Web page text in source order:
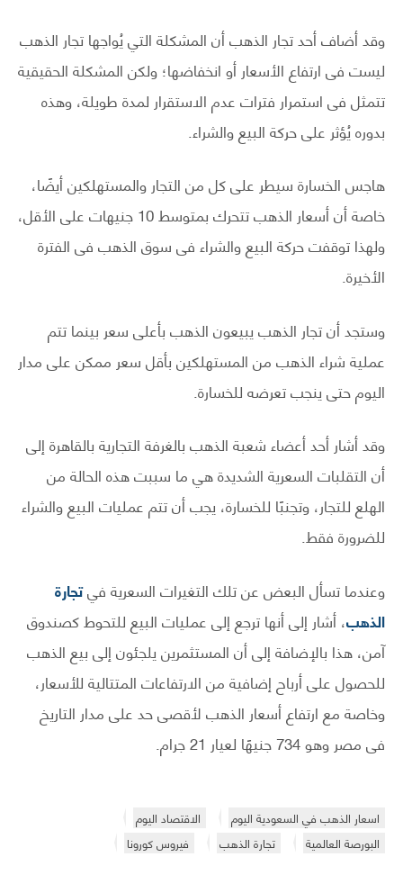
وقد أضاف أحد تجار الذهب أن المشكلة التي يُواجها تجار الذهب
ليست فى ارتفاع الأسعار أو انخفاضها؛ ولكن المشكلة الحقيقية
تتمثل فى استمرار فترات عدم الاستقرار لمدة طويلة، وهذه
بدوره يُؤثر على حركة البيع والشراء.
هاجس الخسارة سيطر على كل من التجار والمستهلكين أيضًا،
خاصة أن أسعار الذهب تتحرك بمتوسط 10 جنيهات على الأقل،
ولهذا توقفت حركة البيع والشراء فى سوق الذهب فى الفترة
الأخيرة.
وستجد أن تجار الذهب يبيعون الذهب بأعلى سعر بينما تتم
عملية شراء الذهب من المستهلكين بأقل سعر ممكن على مدار
اليوم حتى ينجب تعرضه للخسارة.
وقد أشار أحد أعضاء شعبة الذهب بالغرفة التجارية بالقاهرة إلى
أن التقلبات السعرية الشديدة هي ما سببت هذه الحالة من
الهلع للتجار، وتجنبًا للخسارة، يجب أن تتم عمليات البيع والشراء
للضرورة فقط.
وعندما تسأل البعض عن تلك التغيرات السعرية فيتجارة
الذهب، أشار إلى أنها ترجع إلى عمليات البيع للتحوط كصندوق
آمن، هذا بالإضافة إلى أن المستثمرين يلجئون إلى بيع الذهب
للحصول على أرباح إضافية من الارتفاعات المتتالية للأسعار،
وخاصة مع ارتفاع أسعار الذهب لأقصى حد على مدار التاريخ
فى مصر وهو 734 جنيهًا لعيار 21 جرام.
اسعار الذهب في السعودية اليوم
الاقتصاد اليوم
البورصة العالمية
تجارة الذهب فيروس كورونا